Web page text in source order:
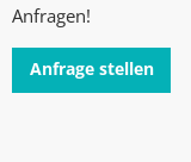
Anfragen!
Anfrage stellen